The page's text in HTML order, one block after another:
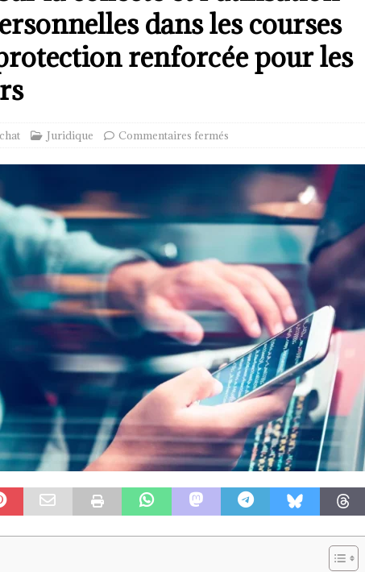
dans les courses
renforcée pour les
Juridique Commentaires fermés